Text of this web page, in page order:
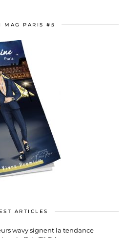
MAG PARIS #5
ARTICLES
wavy signent la tendance